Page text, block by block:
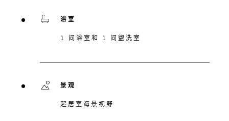
浴室
1 间浴室和 1 间盥洗室
景观
起居室海景视野